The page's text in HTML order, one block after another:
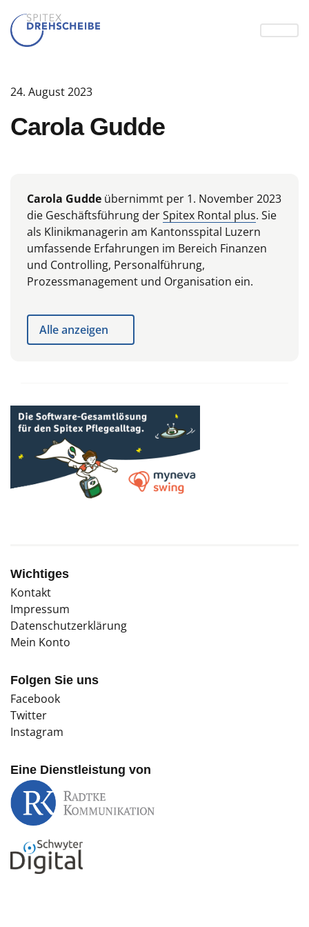
24. August 2023
Carola Gudde
Carola Gudde übernimmt per 1. November 2023
die Geschäftsführung derSpitex Rontal plus. Sie
als Klinikmanagerin am Kantonsspital Luzern
umfassende Erfahrungen im Bereich Finanzen
und Controlling, Personalführung,
Prozessmanagement und Organisation ein.
Alle anzeigen
Wichtiges
Kontakt
Impressum
Datenschutzerklärung
Mein Konto
Folgen Sie uns
Facebook
Twitter
Instagram
Eine Dienstleistung von